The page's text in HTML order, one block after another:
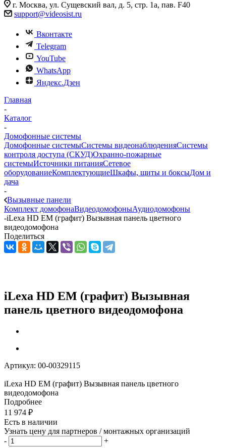
г. Москва, ул. Сущевский вал, д. 5, стр. 1а, пав. F40
support@videosist.ru
Вконтакте
Telegram
YouTube
WhatsApp
Яндекс.Дзен
Главная
-
Каталог
-
Домофонные системы
Домофонные системыСистемы видеонаблюденияСистемы
контроля доступа (СКУД)Охранно-пожарные
системыИсточники питанияСетевое
оборудованиеКомплектующиеШкафы, щиты и боксыДом и
дача
-
Вызывные панели
Комплект домофонаВидеодомофоныАудиодомофоны
-iLexa HD EM (графит) Вызывная панель цветного
видеодомофона
Поделиться
iLexa HD EM (графит) Вызывная
панель цветного видеодомофона
Артикул: 00-00329115
iLexa HD EM (графит) Вызывная панель цветного
видеодомофона
Подробнее
11 974 ₽
Есть в наличии
Узнать цену для партнеров / монтажных организаций
-
+